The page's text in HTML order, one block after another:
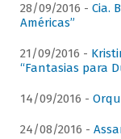
28/09/2016 - Cia.
Américas”
21/09/2016 -
“Fantasias para
14/09/2016 -
24/08/2016 -